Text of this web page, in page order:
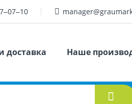
доставка
Наше